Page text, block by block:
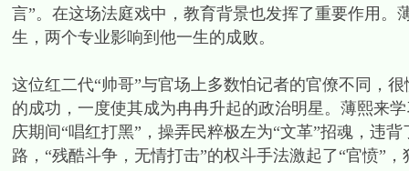
言”。在这场法庭戏中，教育背景也发挥了重要作用
生，两个专业影响到他一生的成败。
这位红二代“帅哥”与官场上多数怕记者的官僚不同，
的成功，一度使其成为冉冉升起的政治明星。薄熙来
庆期间“唱红打黑”，操弄民粹极左为“文革”招魂，违
路，“残酷斗争，无情打击”的权斗手法激起了“官愤”